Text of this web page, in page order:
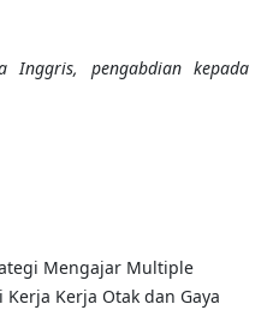
Inggris, pengabdian kepada
Mengajar Multiple
Kerja Otak dan Gaya